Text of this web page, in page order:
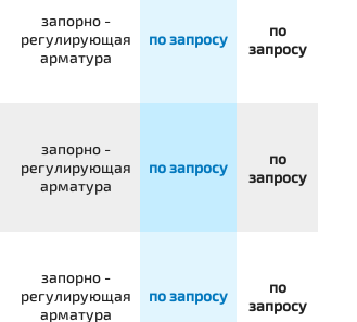
запорно -
регулирующая
арматура
по запросу
по
запросу
запорно -
регулирующая
арматура
по запросу
по
запросу
запорно -
регулирующая
арматура
по запросу
по
запросу